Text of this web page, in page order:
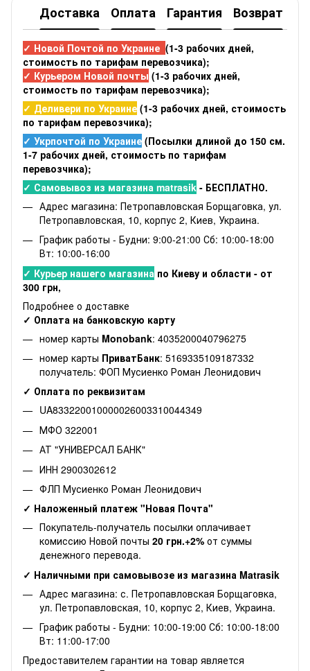
Доставка Оплата Гарантия Возврат
✓ Новой Почтой по Украине (1-3 рабочих дней,
стоимость по тарифам перевозчика);
✓ Курьером Новой почты (1-3 рабочих дней,
стоимость по тарифам перевозчика);
✓ Деливери по Украине (1-3 рабочих дней, стоимость
по тарифам перевозчика);
✓ Укрпочтой по Украине (Посылки длиной до 150 см.
1-7 рабочих дней, стоимость по тарифам
перевозчика);
✓ Самовывоз из магазина matrasik - БЕСПЛАТНО.
Адрес магазина: Петропавловская Борщаговка, ул.
Петропавловская, 10, корпус 2, Киев, Украина.
График работы - Будни: 9:00-21:00 Сб: 10:00-18:00
Вт: 10:00-16:00
✓ Курьер нашего магазина по Киеву и области - от
300 грн,
Подробнее о доставке
✓ Оплата на банковскую карту
номер карты Monobank: 4035200040796275
номер карты ПриватБанк: 5169335109187332
получатель: ФОП Мусиенко Роман Леонидович
✓ Оплата по реквизитам
UA833220010000026003310044349
МФО 322001
АТ "УНИВЕРСАЛ БАНК"
ИНН 2900302612
ФЛП Мусиенко Роман Леонидович
✓ Наложенный платеж "Новая Почта"
Покупатель-получатель посылки оплачивает
комиссию Новой почты 20 грн.+2% от суммы
денежного перевода.
✓ Наличными при самовывозе из магазина Matrasik
Адрес магазина: с. Петропавловская Борщаговка,
ул. Петропавловская, 10, корпус 2, Киев, Украина.
График работы - Будни: 10:00-19:00 Сб: 10:00-18:00
Вт: 11:00-17:00
Предоставителем гарантии на товар является